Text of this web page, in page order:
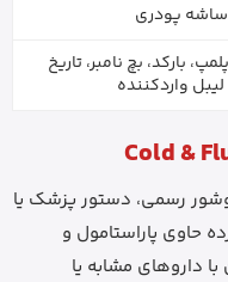
بارکد، بچ نامبر، تاریخ
واردکننده
رسمی، دستور پزشک یا
حاوی پاراستامول و
داروهای مشابه یا